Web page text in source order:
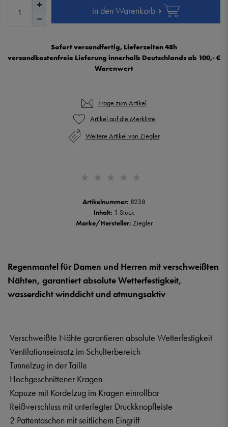
Artikelnummer: 8238
Inhalt: 1 Stück
Marke/Hersteller: Ziegler
in den Warenkorb
Sofort versandfertig, Lieferzeiten 48h
versandkostenfreie Lieferung innerhalb Deutschlands ab 100,- €
Warenwert
Frage zum Artikel
Weitere Artikel von Ziegler
Regenmantel für Damen und Herren mit verschweißten
Nähten, garantiert absolute Wetterfestigkeit,
wasserdicht winddicht und atmungsaktiv
Verschweißte Nähte garantieren absolute Wetterfestigkeit
Ventilationseinsatz im Schulterbereich
Tunnelzug in der Taille
Hochgeschnittener Kragen
Kapuze mit Kordelzug im Kragen einrollbar
Reißverschluss mit unterlegter Druckknopfleiste
2 Pattentaschen mit seitlichem Eingriff